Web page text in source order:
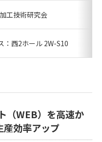
工技術研究会
：西2ホール 2W-S10
（WEB）を高速か
産効率アップ